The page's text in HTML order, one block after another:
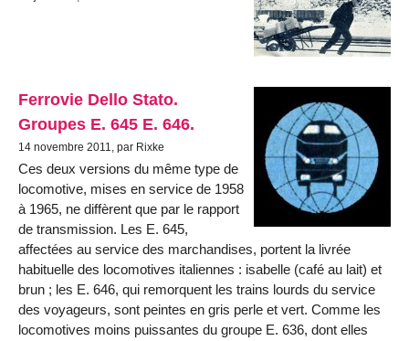
Ferrovie Dello Stato.
Groupes E. 645 E. 646.
14 novembre 2011, par Rixke
Ces deux versions du même type de
locomotive, mises en service de 1958
à 1965, ne diffèrent que par le rapport
de transmission. Les E. 645,
affectées au service des marchandises, portent la livrée
habituelle des locomotives italiennes : isabelle (café au lait) et
brun ; les E. 646, qui remorquent les trains lourds du service
des voyageurs, sont peintes en gris perle et vert. Comme les
locomotives moins puissantes du groupe E. 636, dont elles